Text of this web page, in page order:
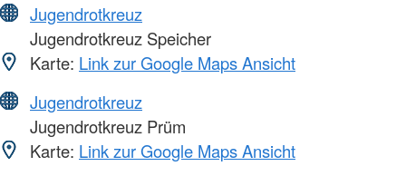
Jugendrotkreuz
Jugendrotkreuz Speicher
Karte: Link zur Google Maps Ansicht
Jugendrotkreuz
Jugendrotkreuz Prüm
Karte: Link zur Google Maps Ansicht